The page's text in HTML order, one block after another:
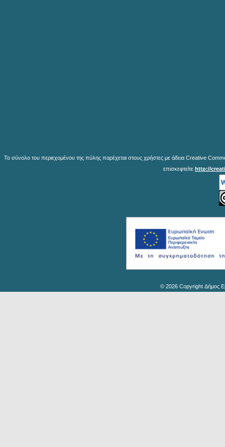
Το σύνολο του περιεχομένου της πύλης παρέχεται στους χρήστες με άδεια Creative
επισκεφτείτε http://
© 2026 Copyright Δήμος